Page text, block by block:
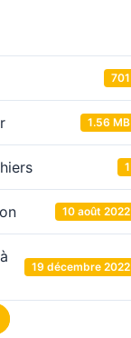
701
1.56 MB
1
10 août 2022
19 décembre 2022